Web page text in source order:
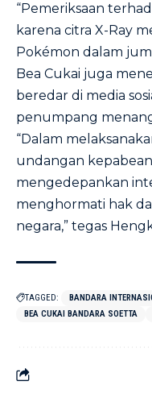
“Pemeriksaan
karena citra X-Ray
Pokémon dalam
Bea Cukai juga
beredar di media
penumpang
“Dalam
undangan
mengedepankan
menghormati hak
negara,” tegas
TAGGED:
BANDARA
BEA CUKAI BANDARA SOETTA